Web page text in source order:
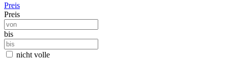
Preis
Preis
bis
nicht volle